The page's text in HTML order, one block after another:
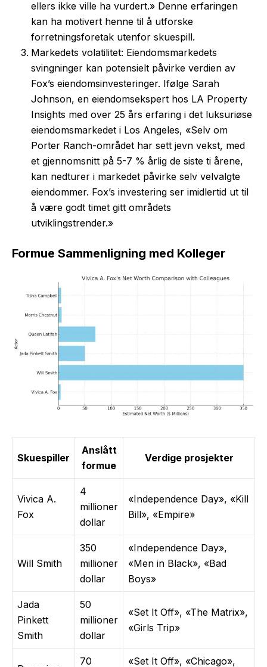
ellers ikke ville ha vurdert.» Denne erfaringen
kan ha motivert henne til å utforske
forretningsforetak utenfor skuespill.
Markedets volatilitet: Eiendomsmarkedets
svingninger kan potensielt påvirke verdien av
Fox’s eiendomsinvesteringer. Ifølge Sarah
Johnson, en eiendomsekspert hos LA Property
Insights med over 25 års erfaring i det luksuriøse
eiendomsmarkedet i Los Angeles, «Selv om
Porter Ranch-området har sett jevn vekst, med
et gjennomsnitt på 5-7 % årlig de siste ti årene,
kan nedturer i markedet påvirke selv velvalgte
eiendommer. Fox’s investering ser imidlertid ut til
å være godt timet gitt områdets
utviklingstrender.»
Formue Sammenligning med Kolleger
Skuespiller
Anslått
formue
Verdige prosjekter
Vivica A.
Fox
4
millioner
dollar
«Independence Day», «Kill
Bill», «Empire»
Will Smith
350
millioner
dollar
«Independence Day»,
«Men in Black», «Bad
Boys»
Jada
Pinkett
Smith
50
millioner
dollar
«Set It Off», «The Matrix»,
«Girls Trip»
70
«Set It Off», «Chicago»,